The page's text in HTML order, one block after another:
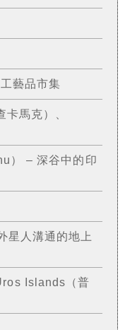
藝品市集
馬克）、
） – 深谷中的印
星人溝通的地上
Islands（普